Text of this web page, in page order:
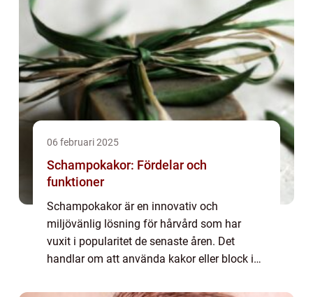
06 februari 2025
Schampokakor: Fördelar och
funktioner
Schampokakor är en innovativ och
miljövänlig lösning för hårvård som har
vuxit i popularitet de senaste åren. Det
handlar om att använda kakor eller block i